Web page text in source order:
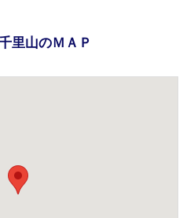
里山のＭＡＰ